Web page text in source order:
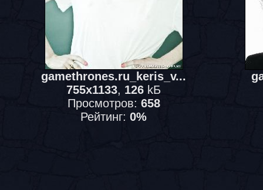
gamethrones.ru_keris_v...
755x1133, 126 kБ
Просмотров: 658
Рейтинг: 0%